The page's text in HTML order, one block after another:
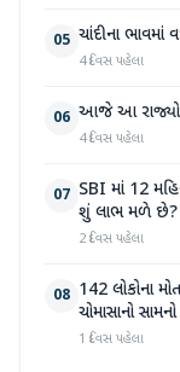
05 ચાંદીના ભાવમાં
4 દિવસ પહેલા
06 આજે આ
4 દિવસ પહેલા
07 SBI માં 12
શું લાભ મળે છે?
2 દિવસ પહેલા
08 142 લોકોના
ચોમાસાનો સામનો
1 દિવસ પહેલા